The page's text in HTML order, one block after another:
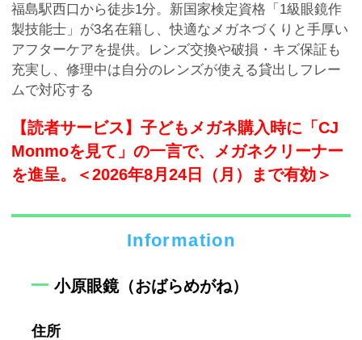
福島駅西口から徒歩1分。新国家検定資格「1級眼鏡作
製技能士」が3名在籍し、快適なメガネづくりと手厚い
アフターケアを提供。レンズ交換や破損・キズ保証も
充実し、修理中は自分のレンズが使える貸出しフレー
ムで対応する
【読者サービス】子どもメガネ購入時に「CJ
Monmoを見て」の一言で、メガネクリーナー
を進呈。＜2026年8月24日（月）まで有効＞
Information
小原眼鏡（おばらめがね）
住所